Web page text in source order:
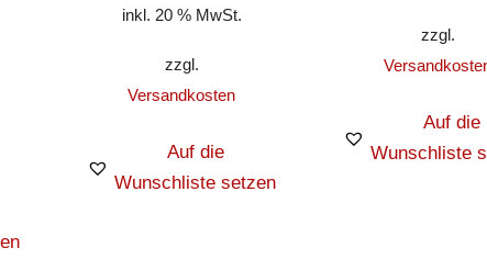
inkl. 20 % MwSt.
zzgl.
Versandkosten
Auf die
Wunschliste setzen
zzgl.
Auf die
Wunschliste